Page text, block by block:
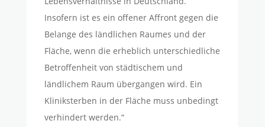
Insofern ist es ein offener Affront gegen die
Belange des ländlichen Raumes und der
Fläche, wenn die erheblich unterschiedliche
Betroffenheit von städtischem und
ländlichem Raum übergangen wird. Ein
Kliniksterben in der Fläche muss unbedingt
verhindert werden.“